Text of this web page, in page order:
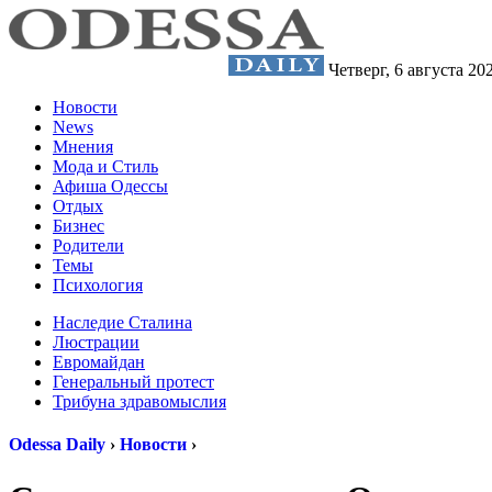
Четверг, 6 августа
Новости
News
Мнения
Мода и Стиль
Афиша Одессы
Отдых
Бизнес
Родители
Темы
Психология
Наследие Сталина
Люстрации
Евромайдан
Генеральный протест
Трибуна здравомыслия
Odessa Daily › Новости ›